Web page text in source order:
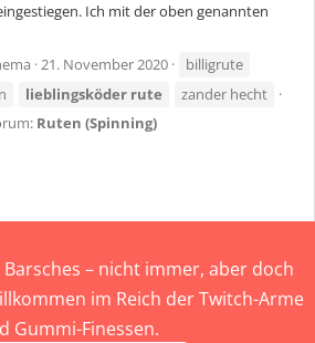
Ich mit der oben genannten
21. November 2020
billigrute
lieblingsköder rute
zander hecht
Ruten (Spinning)
– nicht immer, aber doch
im Reich der Twitch-Arme
Gummi-Finessen.